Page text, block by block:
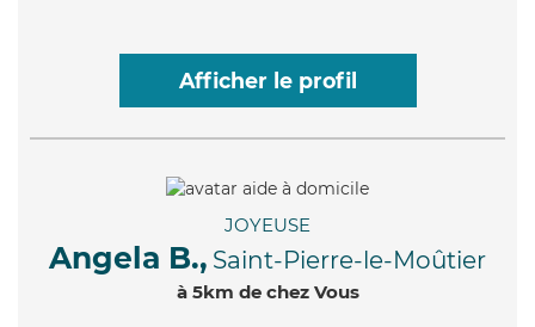
Afficher le profil
JOYEUSE
Angela B., Saint-Pierre-le-Moûtier
à 5km de chez Vous